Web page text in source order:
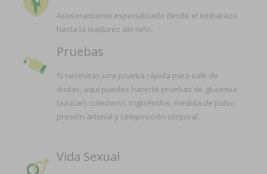
Asesoramiento especializado desde el embarazo
hasta la madurez del niño.
Pruebas
Si necesitas una prueba rápida para salir de
dudas, aquí puedes hacerte pruebas de glucemia
(azúcar), colesterol, triglicéridos, medida de pulso,
presión arterial y composición corporal.
Vida Sexual